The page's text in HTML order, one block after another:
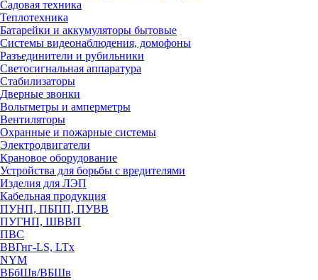
Садовая техника
Теплотехника
Батарейки и аккумуляторы бытовые
Системы видеонаблюдения, домофоны
Разъединители и рубильники
Светосигнальная аппаратура
Стабилизаторы
Дверные звонки
Вольтметры и амперметры
Вентиляторы
Охранные и пожарные системы
Электродвигатели
Крановое оборудование
Устройства для борьбы с вредителями
Изделия для ЛЭП
Кабельная продукция
ПУНП, ПБПП, ПУВВ
ПУГНП, ШВВП
ПВС
ВВГнг-LS, LTx
NYM
ВБбШв/ВБШв